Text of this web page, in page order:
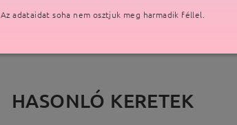
HASONLÓ KERETEK
Az adataidat soha nem osztjuk meg harmadik féllel.